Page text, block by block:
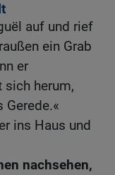
auf und rief
ein Grab
er
herum,
ins Haus und
nachsehen,